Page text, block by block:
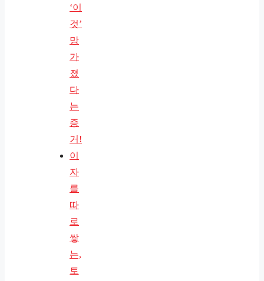
‘이
것’
망
가
졌
다
는
증
거!
이
자
를
따
로
쌓
는,
토